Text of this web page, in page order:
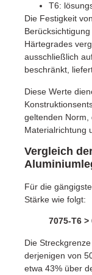
T6:
Die Festigkeit
Härtegrades
ausschließlich
beschränkt,
Diese Werte
geltenden Norm,
Materialrichtung
Vergleich
Für die
Stärke wie folgt:
7075-T6 >
Die
derjenigen von
etwa 43% über